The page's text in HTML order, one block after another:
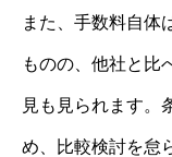
また、手数料自体
ものの、他社と比
見も見られます。
め、比較検討を怠